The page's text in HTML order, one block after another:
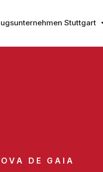
Stuttgart
DE GAIA